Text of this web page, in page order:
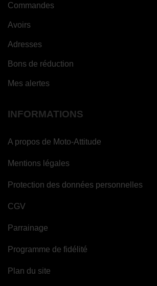
Commandes
Avoirs
Adresses
Bons de réduction
Mes alertes
INFORMATIONS
A propos de Moto-Attitude
Mentions légales
Protection des données personnelles
CGV
Parrainage
Programme de fidélité
Plan du site